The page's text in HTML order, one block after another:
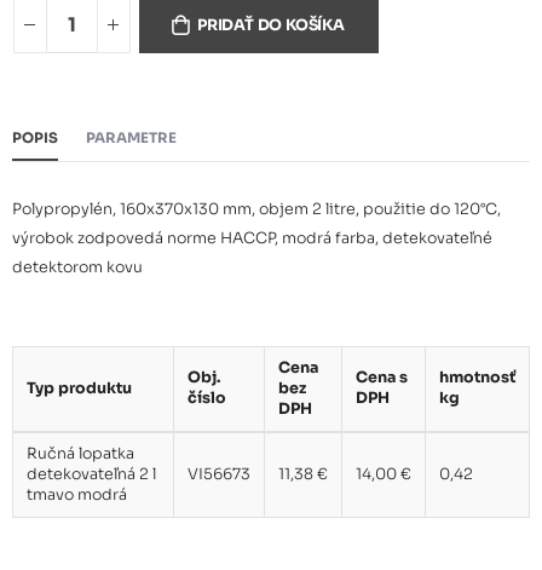
PRIDAŤ DO KOŠÍKA
POPIS PARAMETRE
Polypropylén, 160x370x130 mm, objem 2 litre, použitie do 120°C,
výrobok zodpovedá norme HACCP, modrá farba, detekovateľné
detektorom kovu
Typ produktu
Obj.
číslo
Cena
bez
DPH
Cena s
DPH
hmotnosť
kg
Ručná lopatka
detekovateľná 2 l
tmavo modrá
VI56673 11,38 € 14,00 € 0,42